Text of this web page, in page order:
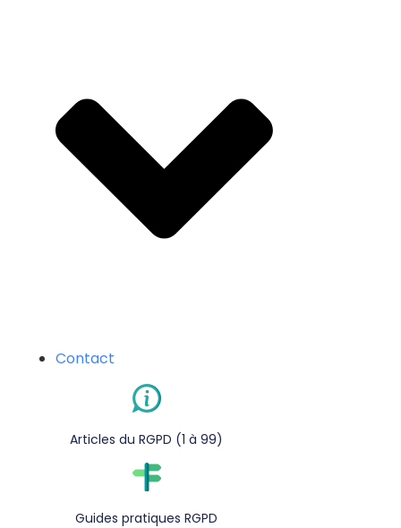
Contact
Articles du RGPD (1 à 99)
Guides pratiques RGPD